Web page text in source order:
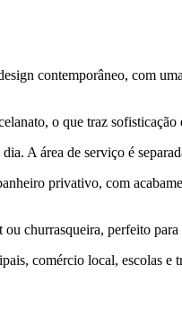
contemporâneo, com
o que traz
A área de serviço é
privativo, com
churrasqueira, perfeito
comércio local, escolas